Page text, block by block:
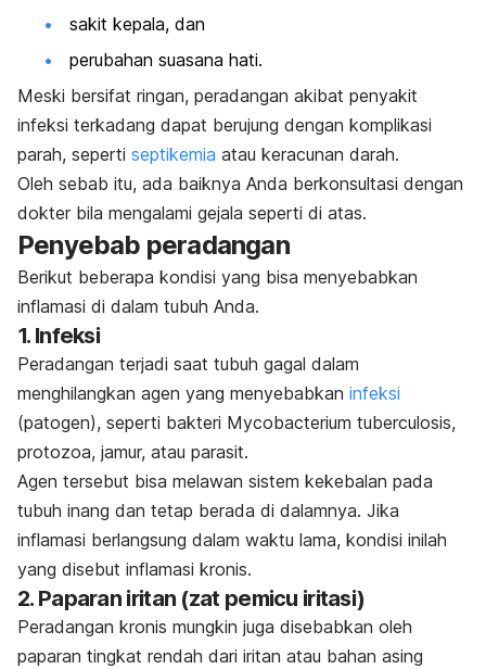
sakit kepala, dan
perubahan suasana hati.
Meski bersifat ringan, peradangan akibat penyakit
infeksi terkadang dapat berujung dengan komplikasi
parah, seperti septikemia atau keracunan darah.
Oleh sebab itu, ada baiknya Anda berkonsultasi dengan
dokter bila mengalami gejala seperti di atas.
Penyebab peradangan
Berikut beberapa kondisi yang bisa menyebabkan
inflamasi di dalam tubuh Anda.
1. Infeksi
Peradangan terjadi saat tubuh gagal dalam
menghilangkan agen yang menyebabkan infeksi
(patogen), seperti bakteri Mycobacterium tuberculosis,
protozoa, jamur, atau parasit.
Agen tersebut bisa melawan sistem kekebalan pada
tubuh inang dan tetap berada di dalamnya. Jika
inflamasi berlangsung dalam waktu lama, kondisi inilah
yang disebut inflamasi kronis.
2. Paparan iritan (zat pemicu iritasi)
Peradangan kronis mungkin juga disebabkan oleh
paparan tingkat rendah dari iritan atau bahan asing